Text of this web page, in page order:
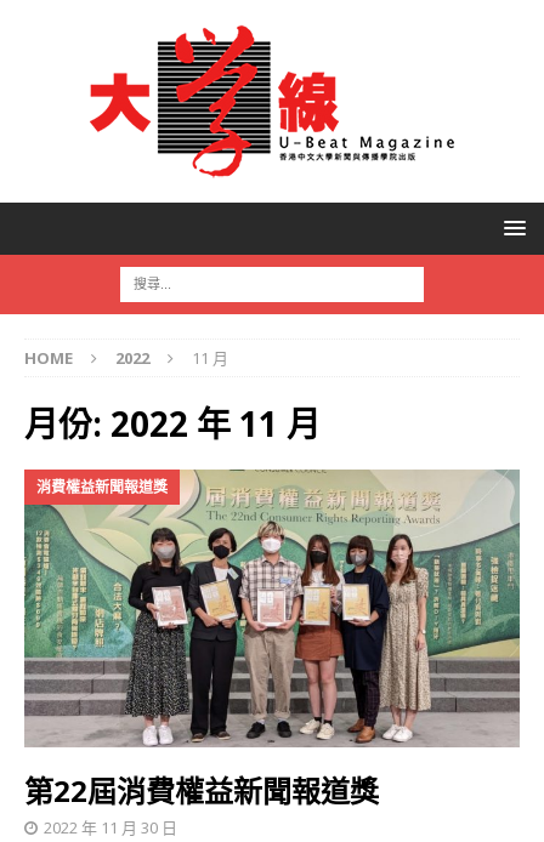
HOME 2022 11 月
月份: 2022 年 11 月
消費權益新聞報道獎
第22屆消費權益新聞報道獎
2022 年 11 月 30 日